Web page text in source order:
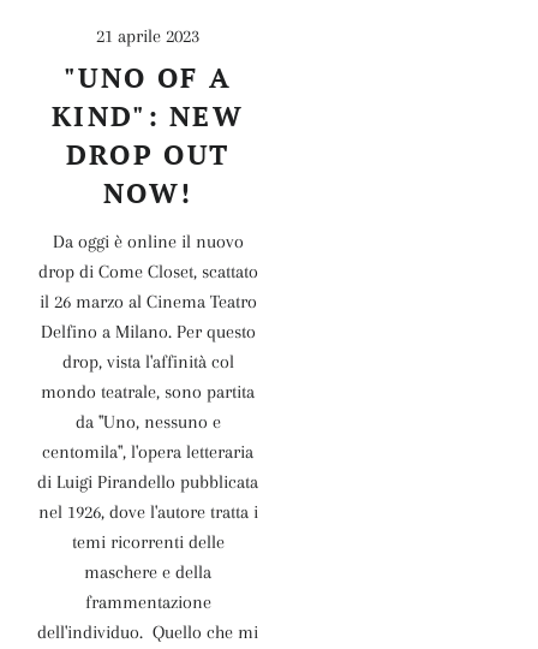
21 aprile 2023
"UNO OF A
KIND": NEW
DROP OUT
NOW!
Da oggi è online il nuovo
drop di Come Closet, scattato
il 26 marzo al Cinema Teatro
Delfino a Milano. Per questo
drop, vista l'affinità col
mondo teatrale, sono partita
da "Uno, nessuno e
centomila", l'opera letteraria
di Luigi Pirandello pubblicata
nel 1926, dove l'autore tratta i
temi ricorrenti delle
maschere e della
frammentazione
dell'individuo. Quello che mi